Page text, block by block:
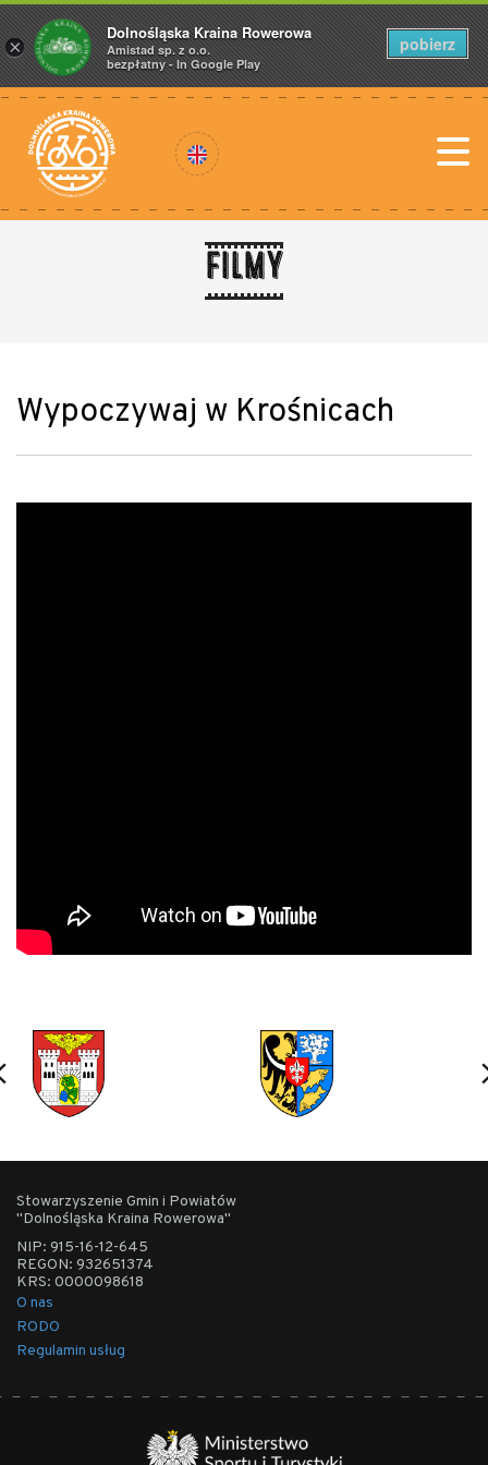
Filmy
Wypoczywaj w Krośnicach
Stowarzyszenie Gmin i Powiatów
"Dolnośląska Kraina Rowerowa"
NIP: 915-16-12-645
REGON: 932651374
KRS: 0000098618
O nas
RODO
Regulamin usług
×
Dolnośląska Kraina Rowerowa
Amistad sp. z o.o.
bezpłatny - In Google Play
pobierz